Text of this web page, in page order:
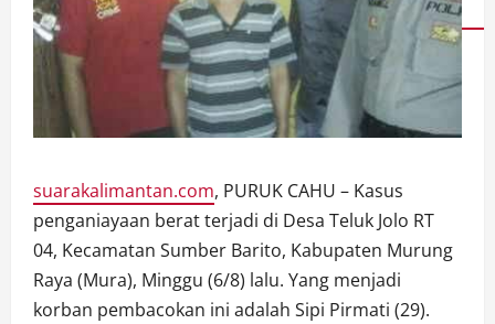
suarakalimantan.com, PURUK CAHU – Kasus
penganiayaan berat terjadi di Desa Teluk Jolo RT
04, Kecamatan Sumber Barito, Kabupaten Murung
Raya (Mura), Minggu (6/8) lalu. Yang menjadi
korban pembacokan ini adalah Sipi Pirmati (29).